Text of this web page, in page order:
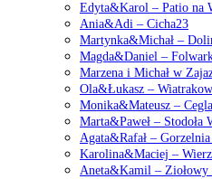
Edyta&Karol – Patio na
Ania&Adi – Cicha23
Martynka&Michał –
Magda&Daniel –
Marzena i Michał w
Ola&Łukasz –
Monika&Mateusz –
Marta&Paweł – Stodoła
Agata&Rafał –
Karolina&Maciej –
Aneta&Kamil – Ziołowy